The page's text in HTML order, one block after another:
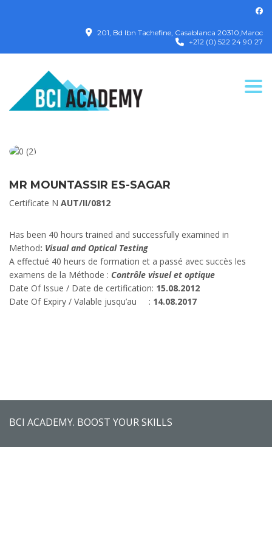
201, Bd Ibn Tachefine, Casablanca 20310,Maroc
+212 (0) 522 24 90 27
MR MOUNTASSIR ES-SAGAR
Certificate N AUT/II/0812
Has been 40 hours trained and successfully examined in
Method: Visual and Optical Testing
A effectué 40 heurs de formation et a passé avec succès les
examens de la Méthode : Contrôle visuel et optique
Date Of Issue / Date de certification: 15.08.2012
Date Of Expiry / Valable jusqu’au : 14.08.2017
BCI ACADEMY. BOOST YOUR SKILLS